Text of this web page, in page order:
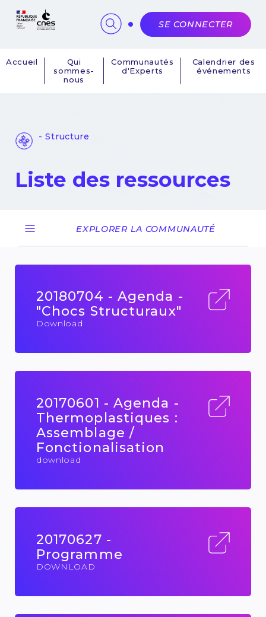
Navigation
Accueil
Qui
sommes-
nous
Communautés
d'Experts
Calendrier des
événements
SE CONNECTER
- Structure
Liste des ressources
EXPLORER LA COMMUNAUTÉ
20180704 - Agenda -
"Chocs Structuraux"
Download
20170601 - Agenda -
Thermoplastiques :
Assemblage /
Fonctionalisation
download
20170627 -
Programme
DOWNLOAD